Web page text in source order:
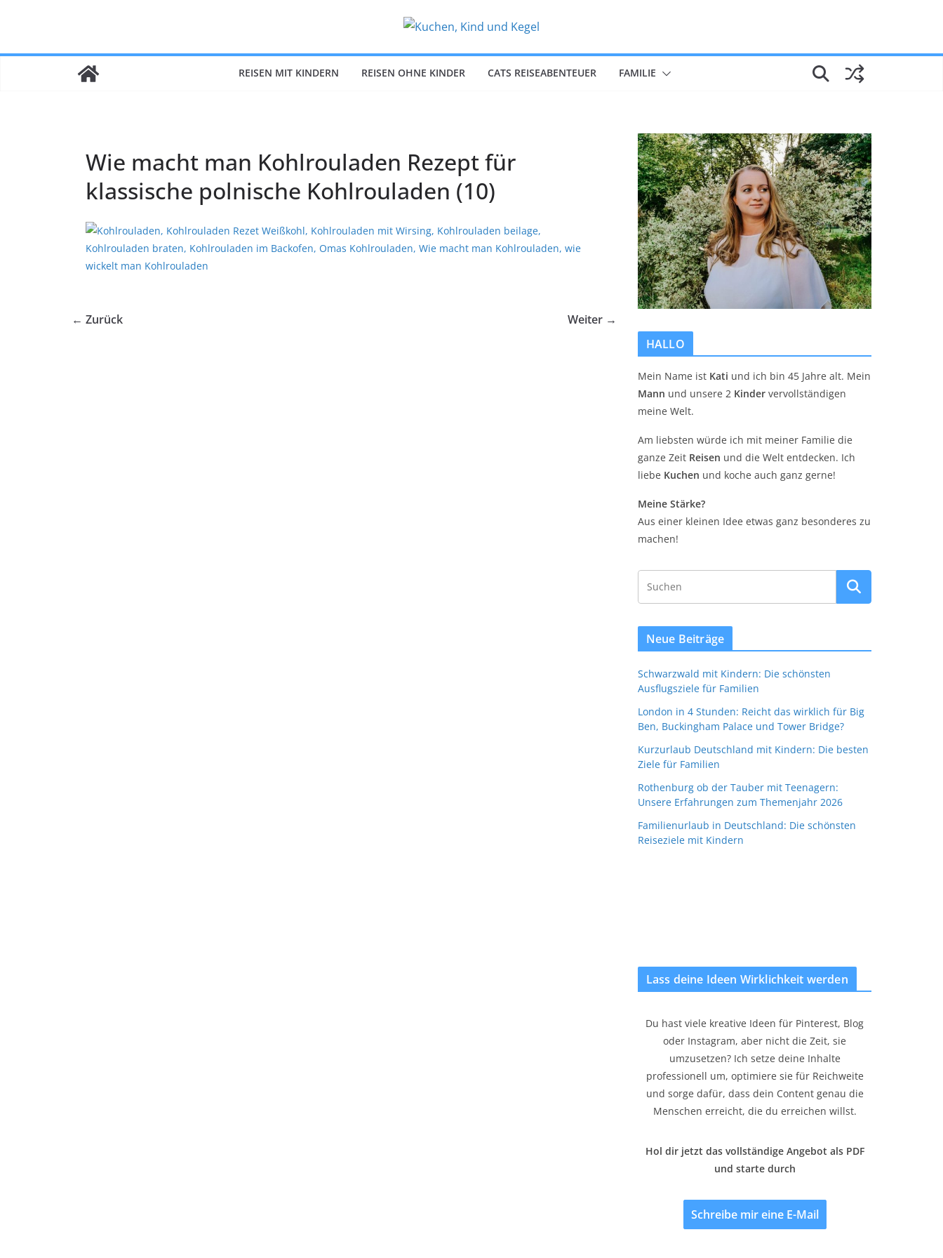
REISEN MIT KINDERN REISEN OHNE KINDER CATS REISEABENTEUER FAMILIE
Wie macht man Kohlrouladen Rezept für
klassische polnische Kohlrouladen (10)
← Zurück
Weiter →
HALLO
Mein Name ist Kati und ich bin 45 Jahre alt. Mein
Mann und unsere 2 Kinder vervollständigen
meine Welt.
Am liebsten würde ich mit meiner Familie die
ganze Zeit Reisen und die Welt entdecken. Ich
liebe Kuchen und koche auch ganz gerne!
Meine Stärke?
Aus einer kleinen Idee etwas ganz besonderes zu
machen!
Neue Beiträge
Schwarzwald mit Kindern: Die schönsten
Ausflugsziele für Familien
London in 4 Stunden: Reicht das wirklich für Big
Ben, Buckingham Palace und Tower Bridge?
Kurzurlaub Deutschland mit Kindern: Die besten
Ziele für Familien
Rothenburg ob der Tauber mit Teenagern:
Unsere Erfahrungen zum Themenjahr 2026
Familienurlaub in Deutschland: Die schönsten
Reiseziele mit Kindern
Lass deine Ideen Wirklichkeit werden
Du hast viele kreative Ideen für Pinterest, Blog
oder Instagram, aber nicht die Zeit, sie
umzusetzen? Ich setze deine Inhalte
professionell um, optimiere sie für Reichweite
und sorge dafür, dass dein Content genau die
Menschen erreicht, die du erreichen willst.
Hol dir jetzt das vollständige Angebot als PDF
und starte durch
Schreibe mir eine E-Mail